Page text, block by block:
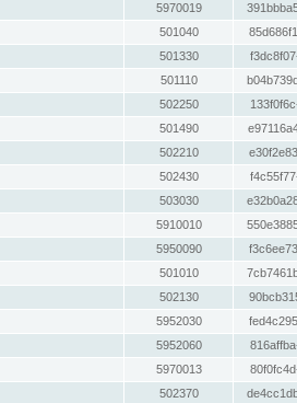
5970019
501040
501330
501110
502250
501490
502210
502430
503030
5910010
5950090
501010
502130
5952030
5952060
5970013
502370